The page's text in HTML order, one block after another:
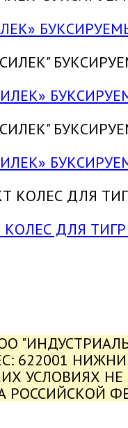
ДЛЯ
ООО
622001
УСЛОВИЯХ
РОССИЙСКОЙ